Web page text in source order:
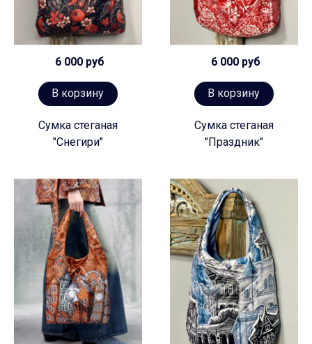
6 000 руб
В корзину
Сумка стеганая
"Снегири"
6 000 руб
В корзину
Сумка стеганая
"Праздник"